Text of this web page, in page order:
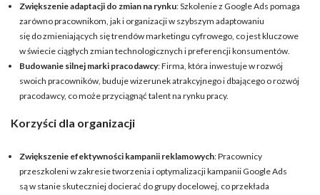
Zwiększenie adaptacji do zmian na rynku: Szkolenie z Google Ads pomaga
zarówno pracownikom, jak i organizacji w szybszym adaptowaniu
się do zmieniających się trendów marketingu cyfrowego, co jest kluczowe
w świecie ciągłych zmian technologicznych i preferencji konsumentów.
Budowanie silnej marki pracodawcy: Firma, która inwestuje w rozwój
swoich pracowników, buduje wizerunek atrakcyjnego i dbającego o rozwój
pracodawcy, co może przyciągnąć talent na rynku pracy.
Korzyści dla organizacji
Zwiększenie efektywności kampanii reklamowych: Pracownicy
przeszkoleni w zakresie tworzenia i optymalizacji kampanii Google Ads
są w stanie skuteczniej docierać do grupy docelowej, co przekłada